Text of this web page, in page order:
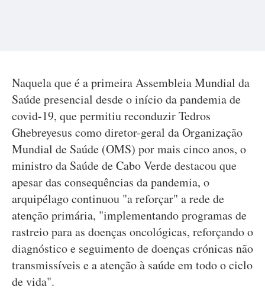
Naquela que é a primeira Assembleia Mundial da
Saúde presencial desde o início da pandemia de
covid-19, que permitiu reconduzir Tedros
Ghebreyesus como diretor-geral da Organização
Mundial de Saúde (OMS) por mais cinco anos, o
ministro da Saúde de Cabo Verde destacou que
apesar das consequências da pandemia, o
arquipélago continuou "a reforçar" a rede de
atenção primária, "implementando programas de
rastreio para as doenças oncológicas, reforçando o
diagnóstico e seguimento de doenças crónicas não
transmissíveis e a atenção à saúde em todo o ciclo
de vida".